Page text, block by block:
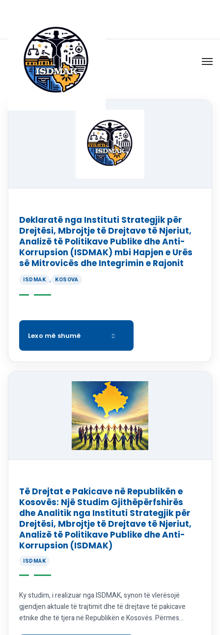
Deklaratë nga Instituti Strategjik për
Drejtësi, Mbrojtje të Drejtave të Njeriut,
Analizë të Politikave Publike dhe Anti-
Korrupsion (ISDMAK) mbi Hapjen e Urës
së Mitrovicës dhe Integrimin e Rajonit
ISDMAK , KOSOVA
Të Drejtat e Pakicave në Republikën e
Kosovës: Një Studim Gjithëpërfshirës
dhe Analitik nga Instituti Strategjik për
Drejtësi, Mbrojtje të Drejtave të Njeriut,
Analizë të Politikave Publike dhe Anti-
Korrupsion (ISDMAK)
ISDMAK
Ky studim, i realizuar nga ISDMAK, synon të vlerësojë
gjendjen aktuale të trajtimit dhe të drejtave të pakicave
etnike dhe të tjera në Republikën e Kosovës. Përmes